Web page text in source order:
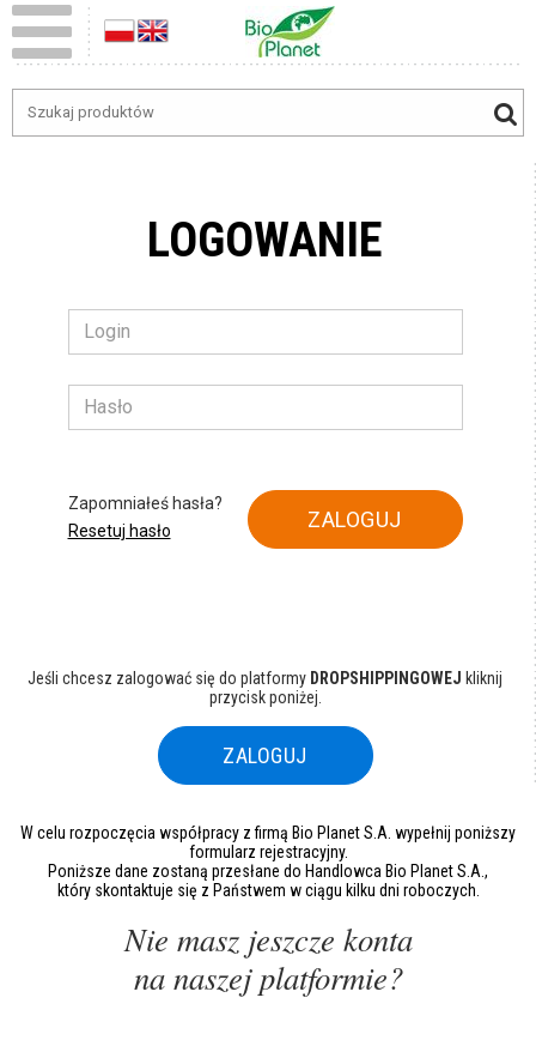
LOGOWANIE
Zapomniałeś hasła?
Resetuj hasło
Jeśli chcesz zalogować się do platformy DROPSHIPPINGOWEJ kliknij
przycisk poniżej.
ZALOGUJ
W celu rozpoczęcia współpracy z firmą Bio Planet S.A. wypełnij poniższy
formularz rejestracyjny.
Poniższe dane zostaną przesłane do Handlowca Bio Planet S.A.,
który skontaktuje się z Państwem w ciągu kilku dni roboczych.
Nie masz jeszcze konta
na naszej platformie?